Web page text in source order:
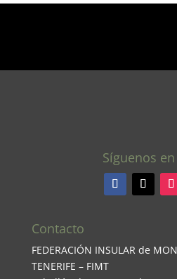
Síguenos
Contacto
FEDERACIÓN INSULAR de
TENERIFE – FIMT